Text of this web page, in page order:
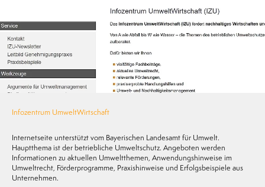
Infozentrum UmweltWirtschaft
Internetseite unterstützt vom Bayerischen Landesamt für Umwelt.
Hauptthema ist der betriebliche Umweltschutz. Angeboten werden
Informationen zu aktuellen Umweltthemen, Anwendungshinweise im
Umweltrecht, Förderprogramme, Praxishinweise und Erfolgsbeispiele aus
Unternehmen.